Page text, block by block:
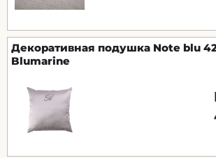
Декоративная подушка Note blu
Blumarine